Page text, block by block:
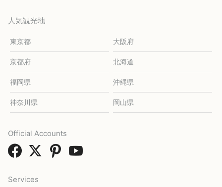
人気観光地
東京都 大阪府
京都府 北海道
福岡県 沖縄県
神奈川県 岡山県
Services
Official Accounts